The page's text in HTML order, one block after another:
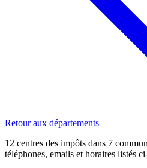
Retour aux départements
12 centres des impôts dans 7
téléphones, emails et horaires listés